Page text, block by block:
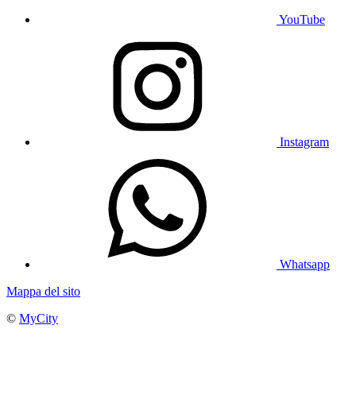
YouTube
Instagram
Whatsapp
Mappa del sito
© MyCity